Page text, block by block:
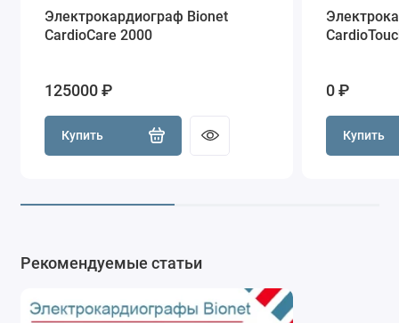
Электрокардиограф Bionet
CardioCare 2000
125000 ₽
Купить
0 ₽
Купить
Рекомендуемые статьи